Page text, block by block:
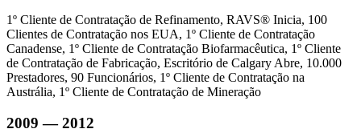
1º Cliente de Contratação de Refinamento, RAVS® Inicia, 100
Clientes de Contratação nos EUA, 1º Cliente de Contratação
Canadense, 1º Cliente de Contratação Biofarmacêutica, 1º Cliente
de Contratação de Fabricação, Escritório de Calgary Abre, 10.000
Prestadores, 90 Funcionários, 1º Cliente de Contratação na
Austrália, 1º Cliente de Contratação de Mineração
2009 — 2012